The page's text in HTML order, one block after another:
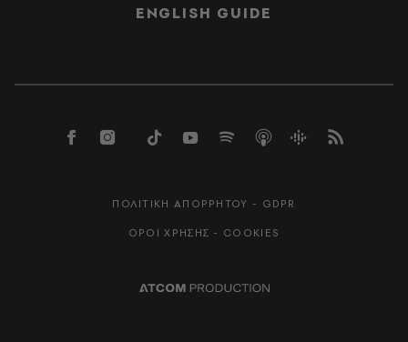
ENGLISH GUIDE
ΠΟΛΙΤΙΚΗ ΑΠΟΡΡΗΤΟΥ - GDPR
ΟΡΟΙ ΧΡΗΣΗΣ - COOKIES